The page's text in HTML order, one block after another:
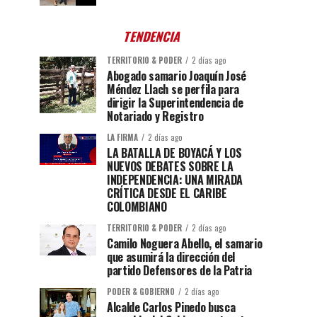
TENDENCIA
TERRITORIO & PODER 2 días ago
Abogado samario Joaquín José
Méndez Llach se perfila para
dirigir la Superintendencia de
Notariado y Registro
LA FIRMA 2 días ago
LA BATALLA DE BOYACÁ Y LOS
NUEVOS DEBATES SOBRE LA
INDEPENDENCIA: UNA MIRADA
CRÍTICA DESDE EL CARIBE
COLOMBIANO
TERRITORIO & PODER 2 días ago
Camilo Noguera Abello, el samario
que asumirá la dirección del
partido Defensores de la Patria
PODER & GOBIERNO 2 días ago
Alcalde Carlos Pinedo busca